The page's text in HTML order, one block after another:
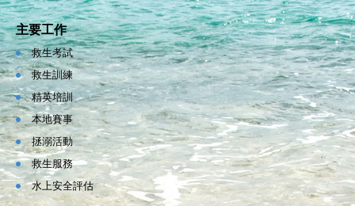
主要工作
救生考試
救生訓練
精英培訓
本地賽事
拯溺活動
救生服務
水上安全評估